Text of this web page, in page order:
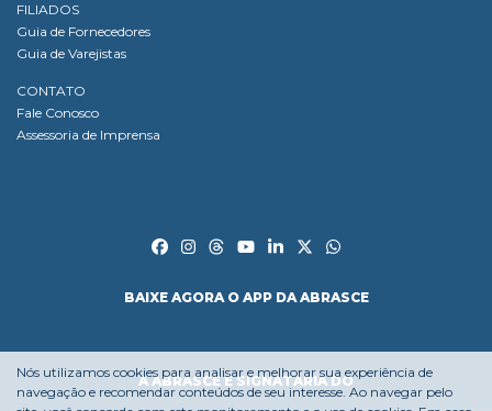
FILIADOS
Guia de Fornecedores
Guia de Varejistas
CONTATO
Fale Conosco
Assessoria de Imprensa
BAIXE AGORA O APP DA ABRASCE
A ABRASCE É SIGNATÁRIA DO
Nós utilizamos cookies para analisar e melhorar sua experiência de
navegação e recomendar conteúdos de seu interesse. Ao navegar pelo